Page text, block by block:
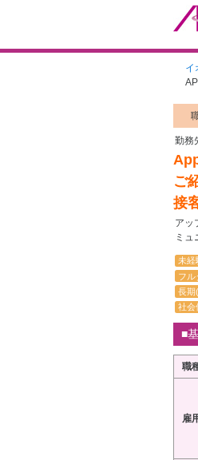
イ
勤務
ご
接
アッ
ミュ
未経
フル
長期
社会
■
職
雇